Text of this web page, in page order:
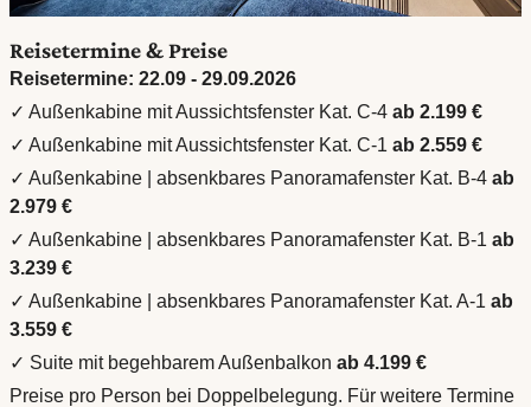
Reisetermine & Preise
Reisetermine: 22.09 - 29.09.2026
✓ Außenkabine mit Aussichtsfenster Kat. C-4 ab 2.199 €
✓ Außenkabine mit Aussichtsfenster Kat. C-1 ab 2.559 €
✓ Außenkabine | absenkbares Panoramafenster Kat. B-4 ab
2.979 €
✓ Außenkabine | absenkbares Panoramafenster Kat. B-1 ab
3.239 €
✓ Außenkabine | absenkbares Panoramafenster Kat. A-1 ab
3.559 €
✓ Suite mit begehbarem Außenbalkon ab 4.199 €
Preise pro Person bei Doppelbelegung. Für weitere Termine